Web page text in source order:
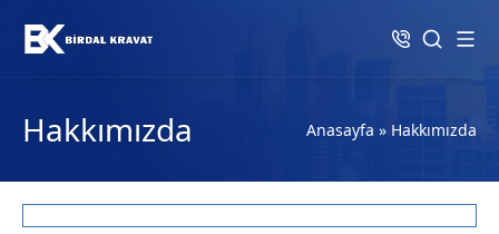
Hakkımızda Anasayfa » Hakkımızda